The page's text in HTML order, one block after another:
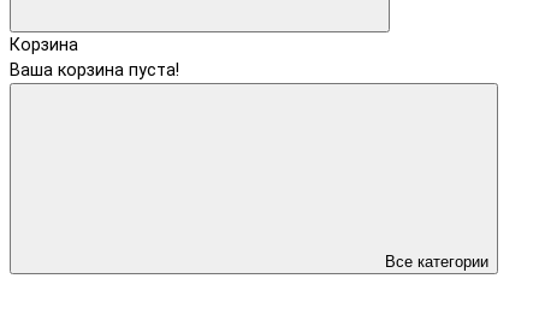
Корзина
Ваша корзина пуста!
Все категории